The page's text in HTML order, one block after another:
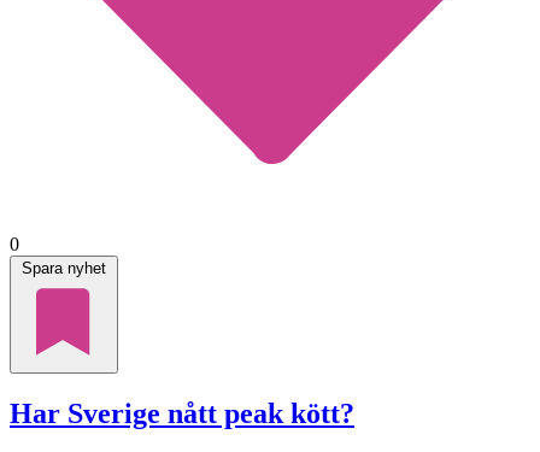
0
Spara nyhet
Har Sverige nått peak kött?